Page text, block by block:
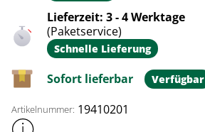
Lieferzeit: 3 - 4 Werktage
(Paketservice)
Schnelle Lieferung
Sofort lieferbar Verfügbar
Artikelnummer: 19410201
Weitere Produktinformationen anzeigen